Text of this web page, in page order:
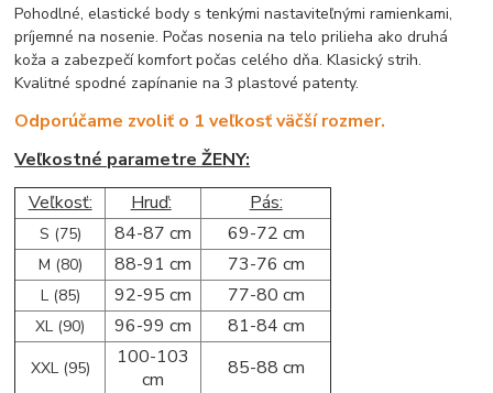
Pohodlné, elastické body s tenkými nastaviteľnými ramienkami,
príjemné na nosenie. Počas nosenia na telo prilieha ako druhá
koža a zabezpečí komfort počas celého dňa. Klasický strih.
Kvalitné spodné zapínanie na 3 plastové patenty.
Odporúčame zvoliť o 1 veľkosť väčší rozmer.
Veľkostné parametre ŽENY:
Veľkosť:
Hruď: Pás:
S (75) 84-87 cm 69-72 cm
M (80) 88-91 cm 73-76 cm
L (85) 92-95 cm 77-80 cm
XL (90) 96-99 cm 81-84 cm
XXL (95)
100-103
cm
85-88 cm